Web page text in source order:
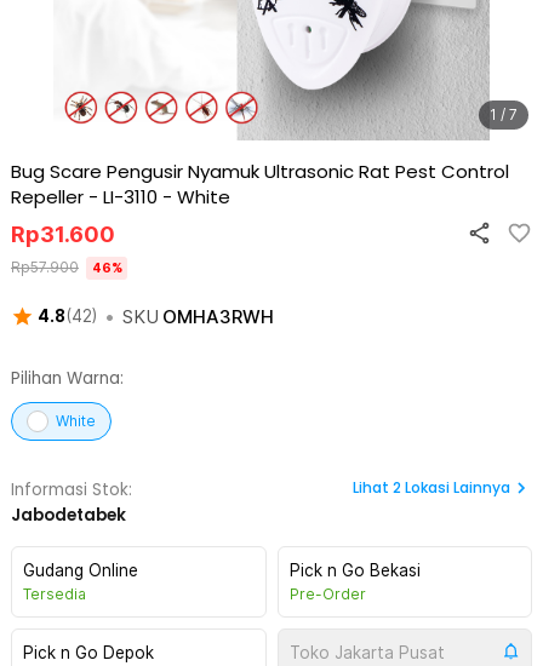
1 / 7
Bug Scare Pengusir Nyamuk Ultrasonic Rat Pest Control
Repeller - LI-3110 - White
4.8(42) • SKU OMHA3RWH
Rp31.600
Rp57.900 46%
Pilihan Warna:
White
Informasi Stok:
Jabodetabek
Lihat 2Lokasi Lainnya
Gudang Online
Tersedia
Pick n Go Bekasi
Pre-Order
Pick n Go Depok Toko Jakarta Pusat